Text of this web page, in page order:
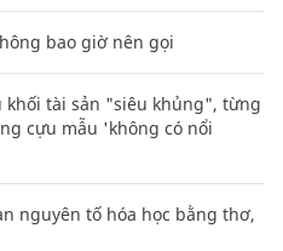
bao giờ nên gọi
khối tài sản "siêu khủng", từng
cựu mẫu 'không có nổi
nguyên tố hóa học bằng thơ,